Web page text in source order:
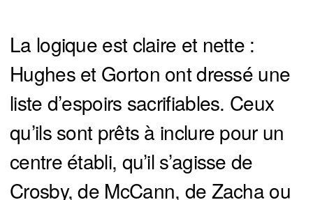
La logique est claire et nette :
Hughes et Gorton ont dressé une
liste d’espoirs sacrifiables. Ceux
qu’ils sont prêts à inclure pour un
centre établi, qu’il s’agisse de
Crosby, de McCann, de Zacha ou